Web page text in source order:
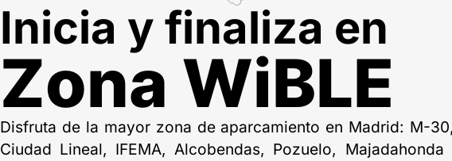
Inicia y finaliza en
Zona WiBLE
Disfruta de la mayor zona de aparcamiento en Madrid: M-
Ciudad Lineal, IFEMA, Alcobendas, Pozuelo,